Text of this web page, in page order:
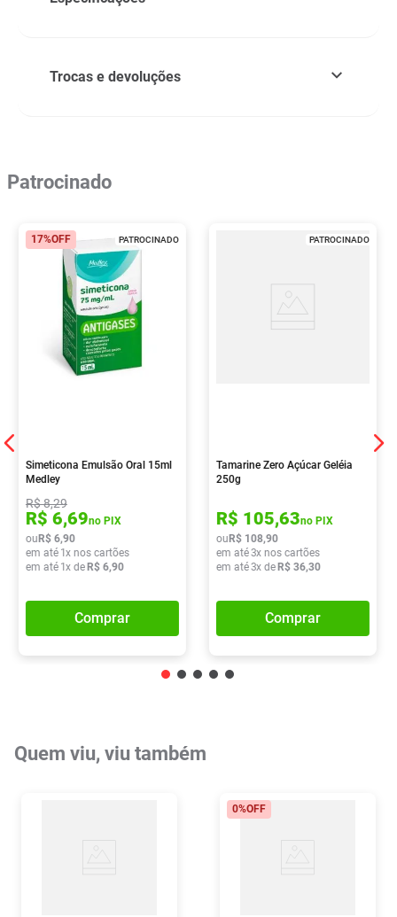
Trocas e devoluções
Patrocinado
PATROCINADO
17%OFF
Simeticona Emulsão Oral 15ml
Medley
R$8,29
R$ 6,69no PIX
ou R$ 6,90
em até 1x nos cartões
em até 1x de R$ 6,90
Comprar
PATROCINADO
Tamarine Zero Açúcar Geléia
250g
R$ 105,63no PIX
ou R$ 108,90
em até3x nos cartões
em até3x de R$ 36,30
Comprar
Quem viu, viu também
0%OFF